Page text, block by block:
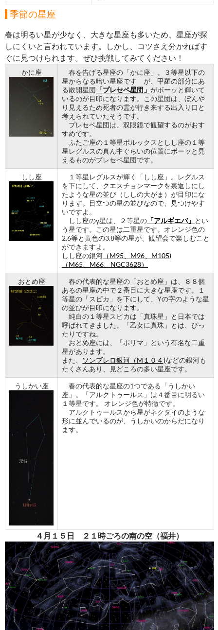
季節の星座
春は明るい星が少なく、大きな星座も多いため、星座が探
しにくいと言われています。しかし、コツさえ分かればす
ぐに見つけられます。ぜひ挑戦してみてください！
かに座
春を告げる星座の「かに座」。３等星以下の
星からなる暗い星座です が、甲羅の部分にあ
る散開星団 「プレセペ星団」がボーッと輝いて
いるのが目印になります。この星団は、ぼんや
り見えるため死者の霊が行き来する出入り口と
考えられていたそうです。
プレセペ星団は、双眼鏡で観望するのがおす
すめです。
ふたご座の１等星ポルックスとしし座の１等
星レグルスの真ん中ぐらいの位置にボーッと見
えるものがプレセペ星団です。
しし座
１等星レグルスが輝く「しし座」。レグルス
を下にして、クエスチョンマークを裏返しにし
たような星の並び（ししの大がま）が目印にな
ります。目立つの星の並びなので、見つけやす
いですよ。
しし座のγ星は、２等星の 「アルギエバ」 とい
う星です。この星は二重星です。オレンジ色の
2.6等と黄色の3.8等の星が、観望会で楽しむこと
ができますよ。
しし座の銀河 （M95、M96、M105)
（M65、M66、NGC3628）
おとめ座
春の代表的な星座の「おとめ座」は、８８個
あるの星座の中で２番目に大きな星座です。１
等星の「スピカ」を下にして、Yの字のような星
の並びが目印になります。
純白の１等星スピカは「真珠星」と日本では
呼ばれてきました。「乙女に真珠」とは、ぴっ
たりですね。
おとめ座には、「ポリマ」という有名な二重
星があります。
また、
ソンブレロ銀河（M１０４)などの銀河も
たくさんあり、見どころの多い星座です。
うしかい座
春の代表的な星座の1つである「うしかい
座」。「アルクトゥールス」は４番目に明るい
１等星です。 オレンジ色が特徴です。
アルクトゥールスから星がネクタイのような
形に並んでいるのが、うしかいのからだになり
ます。
４月１５日 ２１時ごろの南の空（福井）